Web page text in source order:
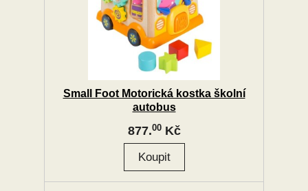
Small Foot Motorická kostka školní
autobus
877.00Kč